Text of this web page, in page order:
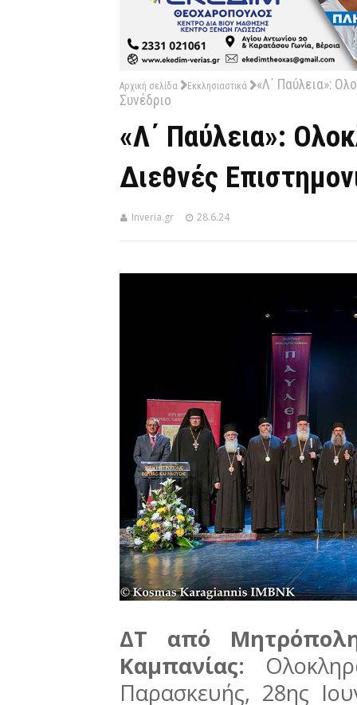
Αρχική σελίδα Εκκλησιαστικά
«Λ΄ Παύλεια»:
Συνέδριο
«Λ΄ Παύλεια»:
Διεθνές
Inveria.gr 28.6.24
ΔΤ από
Καμπανίας:
Παρασκευής, 28ης